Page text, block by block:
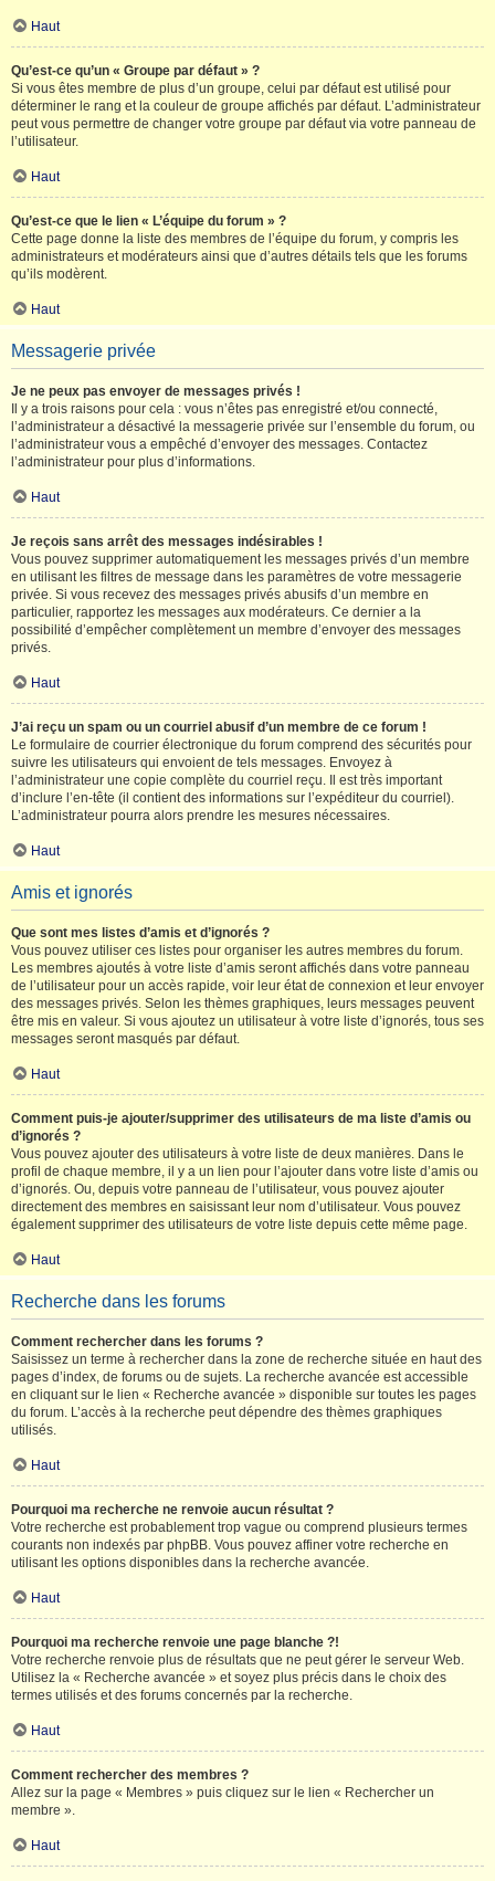
Haut
Qu’est-ce qu’un « Groupe par défaut » ?
Si vous êtes membre de plus d’un groupe, celui par défaut est utilisé pour
déterminer le rang et la couleur de groupe affichés par défaut. L’administrateur
peut vous permettre de changer votre groupe par défaut via votre panneau de
l’utilisateur.
Haut
Qu’est-ce que le lien « L’équipe du forum » ?
Cette page donne la liste des membres de l’équipe du forum, y compris les
administrateurs et modérateurs ainsi que d’autres détails tels que les forums
qu’ils modèrent.
Haut
Messagerie privée
Je ne peux pas envoyer de messages privés !
Il y a trois raisons pour cela : vous n’êtes pas enregistré et/ou connecté,
l’administrateur a désactivé la messagerie privée sur l’ensemble du forum, ou
l’administrateur vous a empêché d’envoyer des messages. Contactez
l’administrateur pour plus d’informations.
Haut
Je reçois sans arrêt des messages indésirables !
Vous pouvez supprimer automatiquement les messages privés d’un membre
en utilisant les filtres de message dans les paramètres de votre messagerie
privée. Si vous recevez des messages privés abusifs d’un membre en
particulier, rapportez les messages aux modérateurs. Ce dernier a la
possibilité d’empêcher complètement un membre d’envoyer des messages
privés.
Haut
J’ai reçu un spam ou un courriel abusif d’un membre de ce forum !
Le formulaire de courrier électronique du forum comprend des sécurités pour
suivre les utilisateurs qui envoient de tels messages. Envoyez à
l’administrateur une copie complète du courriel reçu. Il est très important
d’inclure l’en-tête (il contient des informations sur l’expéditeur du courriel).
L’administrateur pourra alors prendre les mesures nécessaires.
Haut
Amis et ignorés
Que sont mes listes d’amis et d’ignorés ?
Vous pouvez utiliser ces listes pour organiser les autres membres du forum.
Les membres ajoutés à votre liste d’amis seront affichés dans votre panneau
de l’utilisateur pour un accès rapide, voir leur état de connexion et leur envoyer
des messages privés. Selon les thèmes graphiques, leurs messages peuvent
être mis en valeur. Si vous ajoutez un utilisateur à votre liste d’ignorés, tous ses
messages seront masqués par défaut.
Haut
Comment puis-je ajouter/supprimer des utilisateurs de ma liste d’amis ou
d’ignorés ?
Vous pouvez ajouter des utilisateurs à votre liste de deux manières. Dans le
profil de chaque membre, il y a un lien pour l’ajouter dans votre liste d’amis ou
d’ignorés. Ou, depuis votre panneau de l’utilisateur, vous pouvez ajouter
directement des membres en saisissant leur nom d’utilisateur. Vous pouvez
également supprimer des utilisateurs de votre liste depuis cette même page.
Haut
Recherche dans les forums
Comment rechercher dans les forums ?
Saisissez un terme à rechercher dans la zone de recherche située en haut des
pages d’index, de forums ou de sujets. La recherche avancée est accessible
en cliquant sur le lien « Recherche avancée » disponible sur toutes les pages
du forum. L’accès à la recherche peut dépendre des thèmes graphiques
utilisés.
Haut
Pourquoi ma recherche ne renvoie aucun résultat ?
Votre recherche est probablement trop vague ou comprend plusieurs termes
courants non indexés par phpBB. Vous pouvez affiner votre recherche en
utilisant les options disponibles dans la recherche avancée.
Haut
Pourquoi ma recherche renvoie une page blanche ?!
Votre recherche renvoie plus de résultats que ne peut gérer le serveur Web.
Utilisez la « Recherche avancée » et soyez plus précis dans le choix des
termes utilisés et des forums concernés par la recherche.
Haut
Comment rechercher des membres ?
Allez sur la page « Membres » puis cliquez sur le lien « Rechercher un
membre ».
Haut